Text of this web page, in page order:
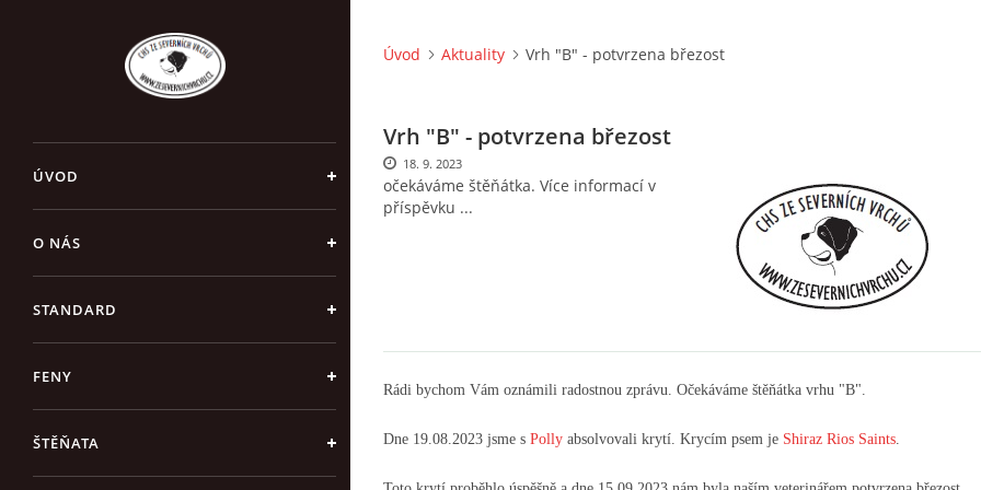
ÚVOD
O NÁS
STANDARD
FENY
ŠTĚŇATA
Úvod Aktuality Vrh "B" - potvrzena březost
Vrh "B" - potvrzena březost
očekáváme štěňátka. Více informací v
příspěvku ...
18. 9. 2023
Rádi bychom Vám oznámili radostnou zprávu. Očekáváme štěňátka vrhu "B".
Dne 19.08.2023 jsme s Polly absolvovali krytí. Krycím psem je Shiraz Rios Saints.